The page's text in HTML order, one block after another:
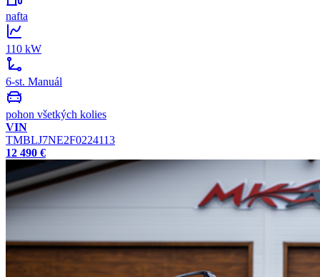
nafta
110 kW
6-st. Manuál
pohon všetkých kolies
VIN
TMBLJ7NE2F0224113
12 490 €